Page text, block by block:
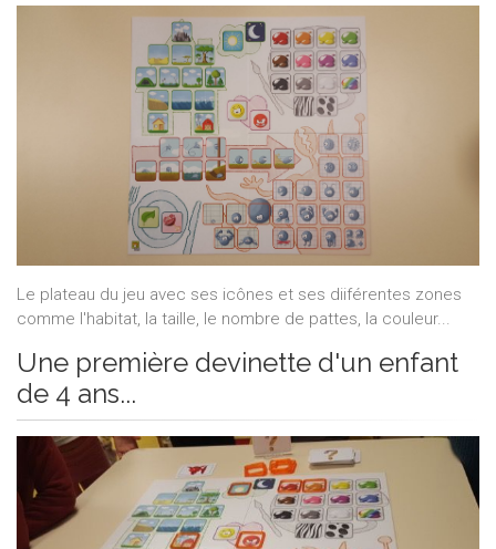
Le plateau du jeu avec ses icônes et ses diiférentes zones
comme l'habitat, la taille, le nombre de pattes, la couleur...
Une première devinette d'un enfant
de 4 ans...